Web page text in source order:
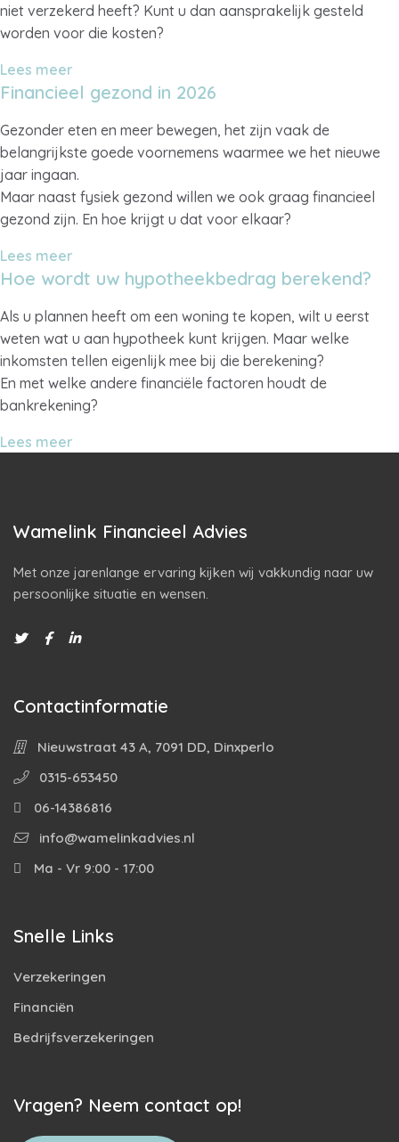
niet verzekerd heeft? Kunt u dan aansprakelijk gesteld
worden voor die kosten?
Lees meer
Financieel gezond in 2026
Gezonder eten en meer bewegen, het zijn vaak de
belangrijkste goede voornemens waarmee we het nieuwe
jaar ingaan.
Maar naast fysiek gezond willen we ook graag financieel
gezond zijn. En hoe krijgt u dat voor elkaar?
Lees meer
Hoe wordt uw hypotheekbedrag berekend?
Als u plannen heeft om een woning te kopen, wilt u eerst
weten wat u aan hypotheek kunt krijgen. Maar welke
inkomsten tellen eigenlijk mee bij die berekening?
En met welke andere financiële factoren houdt de
bankrekening?
Lees meer
Wamelink Financieel Advies
Met onze jarenlange ervaring kijken wij vakkundig naar uw
persoonlijke situatie en wensen.
Contactinformatie
Nieuwstraat 43 A, 7091 DD, Dinxperlo
0315-653450
06-14386816
info@wamelinkadvies.nl
Ma - Vr 9:00 - 17:00
Snelle Links
Verzekeringen
Financiën
Bedrijfsverzekeringen
Vragen? Neem contact op!